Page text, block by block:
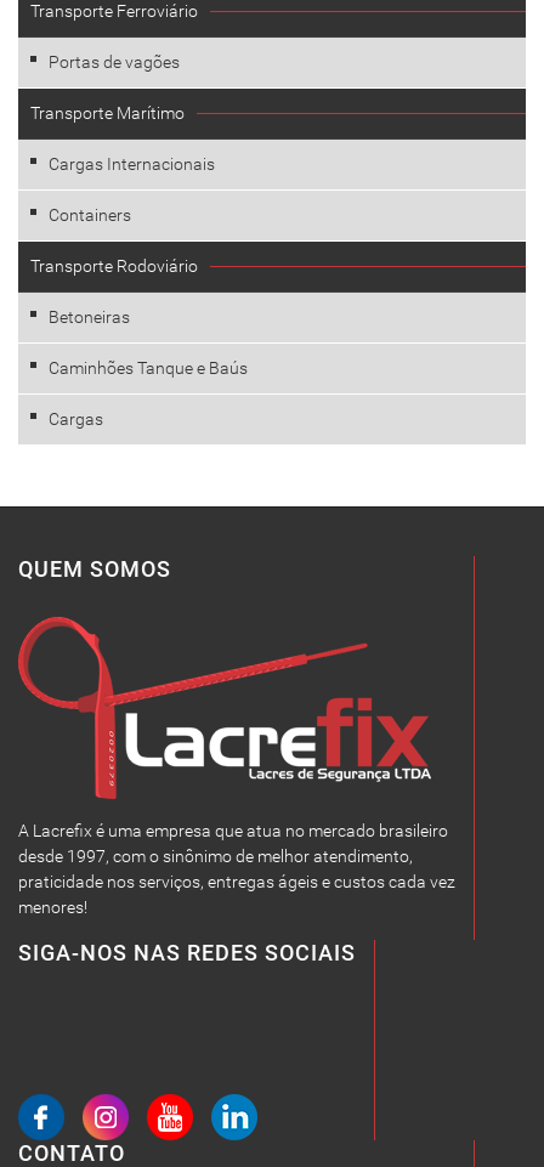
Transporte Ferroviário
Portas de vagões
Transporte Marítimo
Cargas Internacionais
Containers
Transporte Rodoviário
Betoneiras
Caminhões Tanque e Baús
Cargas
QUEM SOMOS
A Lacrefix é uma empresa que atua no mercado brasileiro
desde 1997, com o sinônimo de melhor atendimento,
praticidade nos serviços, entregas ágeis e custos cada vez
menores!
SIGA-NOS NAS REDES SOCIAIS
CONTATO